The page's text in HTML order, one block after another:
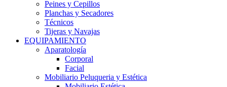
Peines y Cepillos
Planchas y Secadores
Técnicos
Tijeras y Navajas
EQUIPAMIENTO
Aparatología
Corporal
Facial
Mobiliario Peluqueria y Estética